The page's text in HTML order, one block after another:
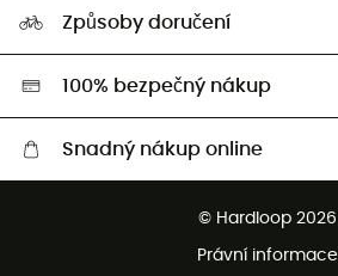
Naši Ambasadoři
Second hand
HardGreen
Způsoby doručení
100% bezpečný nákup
Snadný nákup online
Bezplatné vrácení do 100 dnů
Bezplatná zákaznická služba
© Hardloop 2026
Právní informace